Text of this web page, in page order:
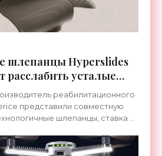
шлепанцы Hyperslides
расслабить усталые
- «Гаджеты»
реабилитационного
представили совместную
шлепанцы, ставка в